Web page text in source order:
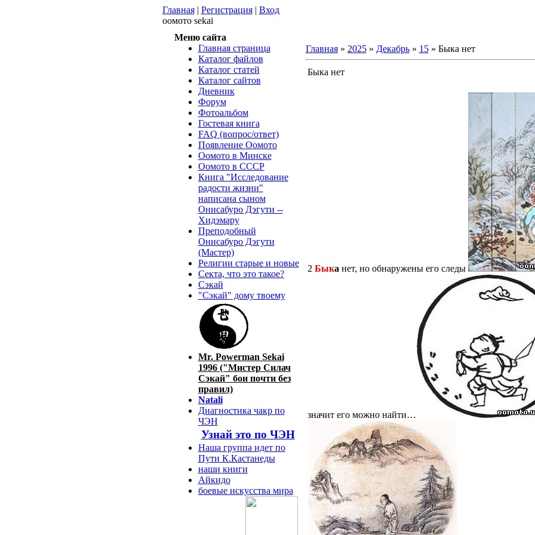
Главная| Регистрация| Вход
оомото sekai
Меню сайта
Главная страница
Каталог файлов
Каталог статей
Каталог сайтов
Дневник
Форум
Фотоальбом
Гостевая книга
FAQ (вопрос/ответ)
Появление Оомото
Оомото в Минске
Оомото в СССР
Книга "Исследование
радости жизни"
написана сыном
Онисабуро Дэгути --
Хидэмару
Преподобный
Онисабуро Дэгути
(Мастер)
Религии старые и новые
Секта, что это такое?
Сэкай
"Сэкай" дому твоему
Mr. Powerman Sekai
1996 ("Мистер Силач
Сэкай" бои почти без
правил)
Natali
Диагностика чакр по
ЧЭН
Узнай это по ЧЭН
Наша группа идет по
Пути К.Кастанеды
наши книги
Айкидо
боевые искусства мира
Главная» 2025 » Декабрь » 15» Быка нет
Быка нет
2 Быка нет, но обнаружены его следы
значит его можно найти…